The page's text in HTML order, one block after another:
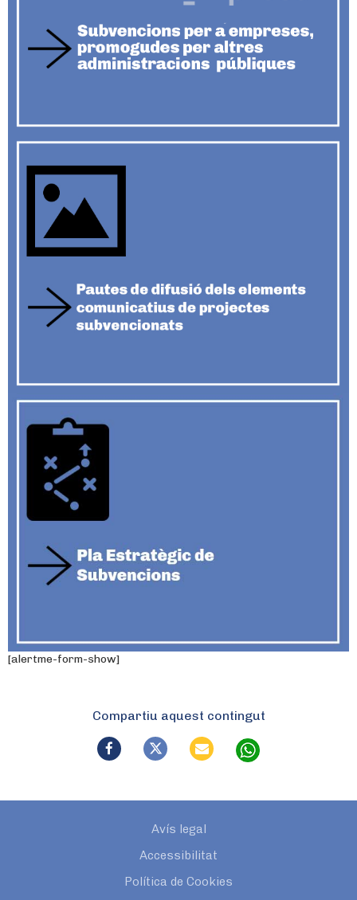
[alertme-form-show]
Compartiu aquest contingut
Avís legal
Accessibilitat
Política de Cookies